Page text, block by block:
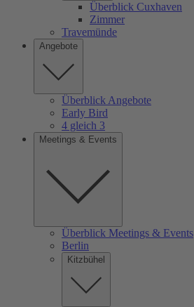
Überblick Cuxhaven
Zimmer
Travemünde
Angebote
Überblick Angebote
Early Bird
4 gleich 3
Meetings & Events
Überblick Meetings & Events
Berlin
Kitzbühel